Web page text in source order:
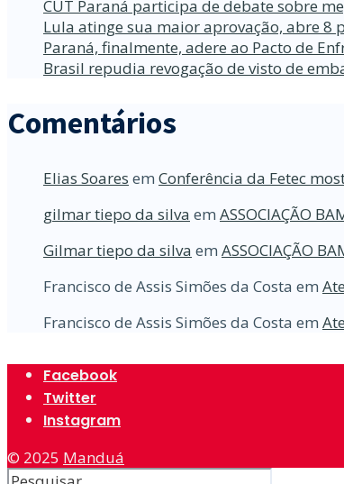
CUT Paraná participa de debate sobre
Lula atinge sua maior aprovação, abre 8
Paraná, finalmente, adere ao Pacto de
Brasil repudia revogação de visto de
Comentários
Elias Soares em Conferência da Fetec
gilmar tiepo da silva em ASSOCIAÇÃO
Gilmar tiepo da silva em ASSOCIAÇÃO
Francisco de Assis Simões da Costa em
Francisco de Assis Simões da Costa em
Facebook
Twitter
Instagram
© 2025 Manduá